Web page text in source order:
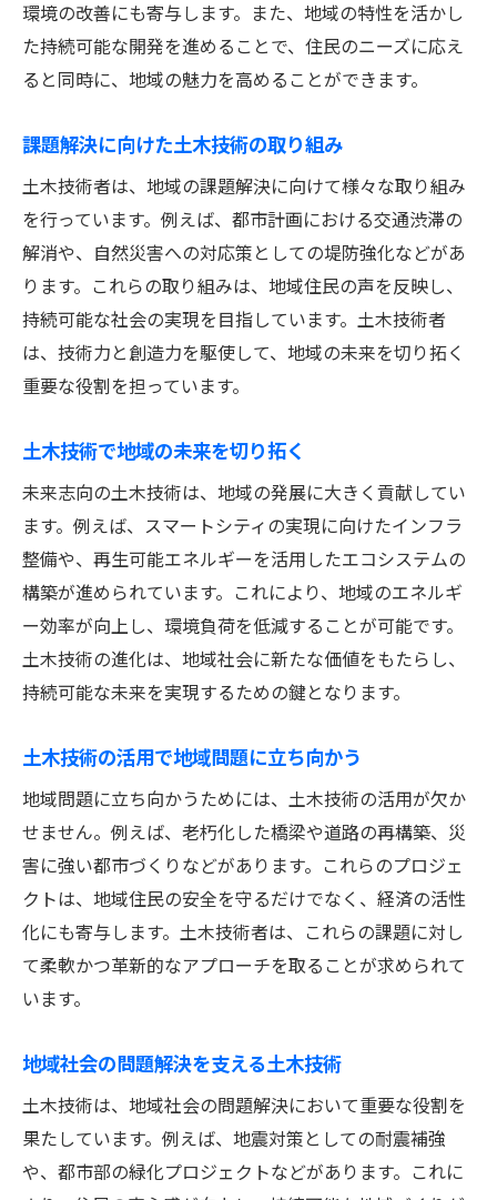
環境の改善にも寄与します。また、地域の特性を活かし
た持続可能な開発を進めることで、住民のニーズに応え
ると同時に、地域の魅力を高めることができます。
課題解決に向けた土木技術の取り組み
土木技術者は、地域の課題解決に向けて様々な取り組み
を行っています。例えば、都市計画における交通渋滞の
解消や、自然災害への対応策としての堤防強化などがあ
ります。これらの取り組みは、地域住民の声を反映し、
持続可能な社会の実現を目指しています。土木技術者
は、技術力と創造力を駆使して、地域の未来を切り拓く
重要な役割を担っています。
土木技術で地域の未来を切り拓く
未来志向の土木技術は、地域の発展に大きく貢献してい
ます。例えば、スマートシティの実現に向けたインフラ
整備や、再生可能エネルギーを活用したエコシステムの
構築が進められています。これにより、地域のエネルギ
ー効率が向上し、環境負荷を低減することが可能です。
土木技術の進化は、地域社会に新たな価値をもたらし、
持続可能な未来を実現するための鍵となります。
土木技術の活用で地域問題に立ち向かう
地域問題に立ち向かうためには、土木技術の活用が欠か
せません。例えば、老朽化した橋梁や道路の再構築、災
害に強い都市づくりなどがあります。これらのプロジェ
クトは、地域住民の安全を守るだけでなく、経済の活性
化にも寄与します。土木技術者は、これらの課題に対し
て柔軟かつ革新的なアプローチを取ることが求められて
います。
地域社会の問題解決を支える土木技術
土木技術は、地域社会の問題解決において重要な役割を
果たしています。例えば、地震対策としての耐震補強
や、都市部の緑化プロジェクトなどがあります。これに